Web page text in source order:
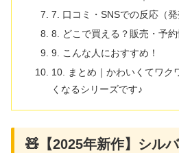
7. 口コミ・SNSでの反応（発
8. どこで買える？販売・予
9. こんな人におすすめ！
10. まとめ｜かわいくてワク
くなるシリーズです♪
🧸【2025年新作】シル